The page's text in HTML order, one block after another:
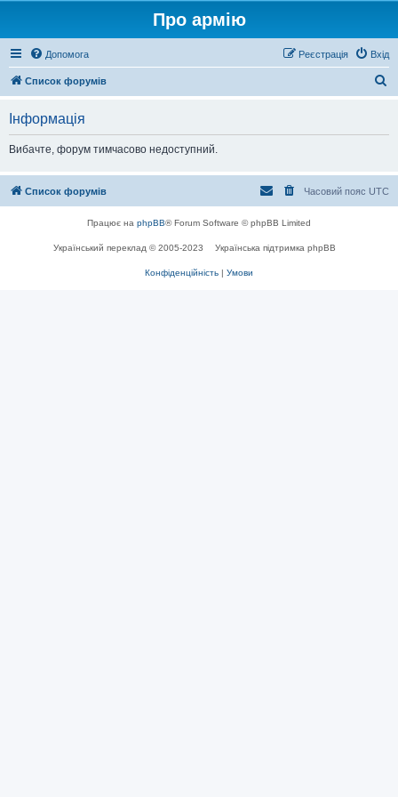
Про армію
Допомога Вхід
Реєстрація
Список форумів
Інформація
Вибачте, форум тимчасово недоступний.
Список форумів Часовий пояс UTC
Працює на phpBB® Forum Software © phpBB Limited
Український переклад © 2005-2023 Українська підтримка phpBB
Конфіденційність | Умови